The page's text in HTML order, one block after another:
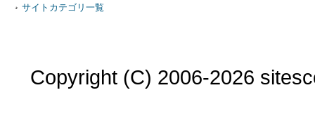
サイトカテゴリ一覧
Copyright (C) 2006-2026